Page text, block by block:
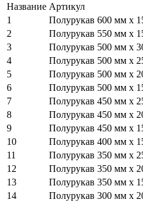
Название Артикул
1
Полурукав 600 мм х
2
Полурукав 550 мм х
3
Полурукав 500 мм х
4
Полурукав 500 мм х
5
Полурукав 500 мм х
6
Полурукав 500 мм х
7
Полурукав 450 мм х
8
Полурукав 450 мм х
9
Полурукав 450 мм х
10
Полурукав 400 мм х
11
Полурукав 350 мм х
12
Полурукав 350 мм х
13
Полурукав 350 мм х
14
Полурукав 300 мм х